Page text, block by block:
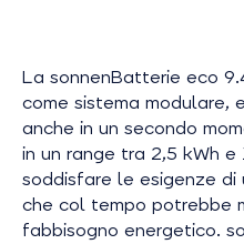
La sonnenBatterie eco
come sistema modulare,
anche in un secondo
in un range tra 2,5 kWh
soddisfare le esigenze
che col tempo potrebbe
fabbisogno energetico.